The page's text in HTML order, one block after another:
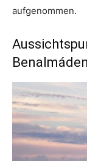
aufgenommen.